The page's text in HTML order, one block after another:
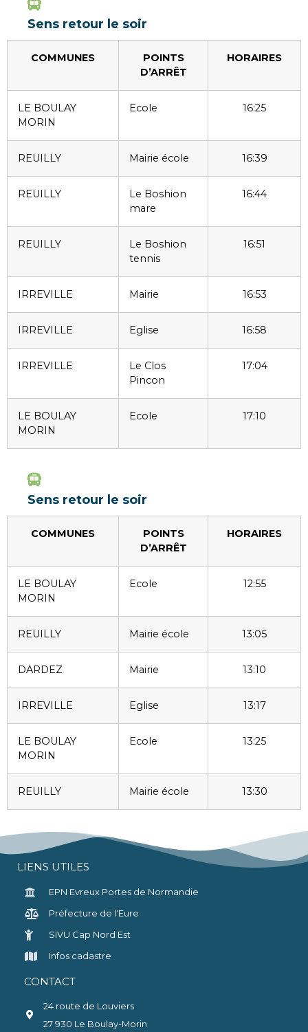
Sens retour le soir
COMMUNES
POINTS
D’ARRÊT
HORAIRES
LE BOULAY
MORIN
Ecole 16:25
REUILLY Mairie école 16:39
REUILLY
Le Boshion
mare
16:44
REUILLY
Le Boshion
tennis
16:51
IRREVILLE Mairie 16:53
IRREVILLE Eglise 16:58
IRREVILLE
Le Clos
Pincon
17:04
LE BOULAY
MORIN
Ecole 17:10
Sens retour le soir
COMMUNES
POINTS
D’ARRÊT
HORAIRES
LE BOULAY
MORIN
Ecole 12:55
REUILLY Mairie école 13:05
DARDEZ Mairie 13:10
IRREVILLE Eglise 13:17
LE BOULAY
MORIN
Ecole 13:25
REUILLY Mairie école 13:30
LIENS UTILES
EPN Evreux Portes de Normandie
Préfecture de l'Eure
SIVU Cap Nord Est
Infos cadastre
CONTACT
24 route de Louviers
27 930 Le Boulay-Morin